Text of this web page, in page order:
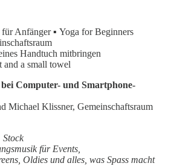
für Anfänger▪ Yoga for Beginners
Handtuch mitbringen
and a small towel
bei Computer- und Smartphone-
Michael Klissner, Gemeinschaftsraum
für Events,
Oldies und alles, was Spass macht